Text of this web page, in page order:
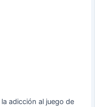
adicción al juego de